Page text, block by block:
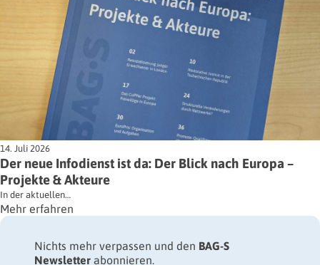
14. Juli 2026
Der neue Infodienst ist da: Der Blick nach Europa –
Projekte & Akteure
In der aktuellen…
Mehr erfahren
Nichts mehr verpassen und den BAG-S
Newsletter abonnieren.